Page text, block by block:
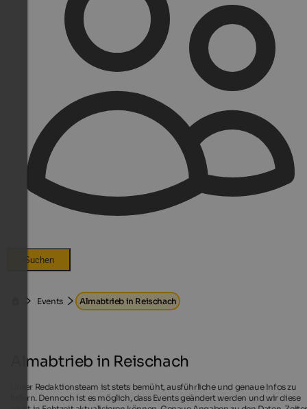
Suchen
Events Almabtrieb in Reischach
Almabtrieb in Reischach
Unser Redaktionsteam ist stets bemüht, ausführliche und genaue Infos zu
liefern. Dennoch ist es möglich, dass Events geändert werden und wir diese